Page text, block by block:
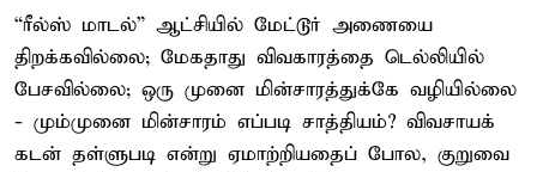
“ரீல்ஸ் மாடல்” ஆட்சியில் மேட்டூர் அணையை
திறக்கவில்லை; மேகதாது விவகாரத்தை டெல்லியில்
பேசவில்லை; ஒரு முனை மின்சாரத்துக்கே வழியில்லை
- மும்முனை மின்சாரம் எப்படி சாத்தியம்? விவசாயக்
கடன் தள்ளுபடி என்று ஏமாற்றியதைப் போல, குறுவை